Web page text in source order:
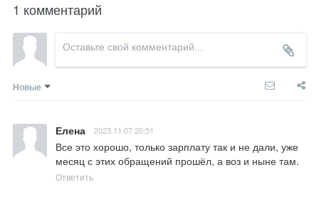
1 комментарий
Новые
Елена 2023.11.07 20:51
Все это хорошо, только зарплату так и не дали, уже
месяц с этих обращений прошёл, а воз и ныне там.
Ответить